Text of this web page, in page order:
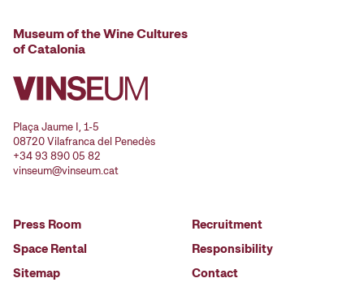
Museum of the Wine Cultures
of Catalonia
Plaça Jaume I, 1-5
08720 Vilafranca del Penedès
+34 93 890 05 82
vinseum@vinseum.cat
Press Room
Space Rental
Sitemap
Recruitment
Responsibility
Contact